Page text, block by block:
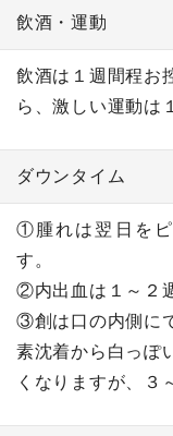
飲酒・運動
飲酒は１週間程お
ら、激しい運動は
ダウンタイム
①腫れは翌日をピ
す。
②内出血は１～２
③創は口の内側に
素沈着から白っぽ
くなりますが、３